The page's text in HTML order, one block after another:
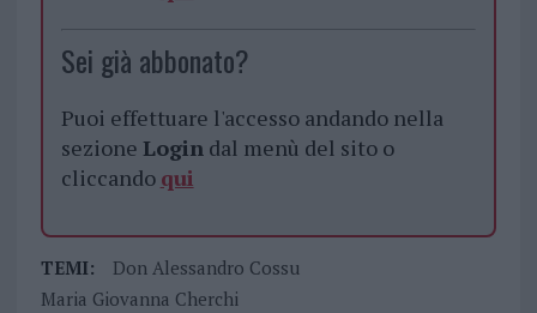
Sei già abbonato?
Puoi effettuare l'accesso andando nella
sezione Logindal menù del sito o
cliccando qui
TEMI:
Don Alessandro Cossu
Maria Giovanna Cherchi